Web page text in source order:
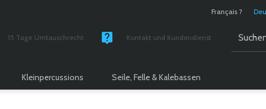
Français ?
15 Tage Umtauschrecht Kontakt und Kundendienst
Kleinpercussions Seile, Felle & Kalebassen